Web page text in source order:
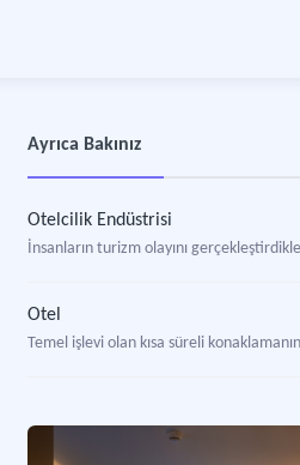
Ayrıca Bakınız
Otelcilik Endüstrisi
İnsanların turizm olayını
Otel
Temel işlevi olan kısa süreli